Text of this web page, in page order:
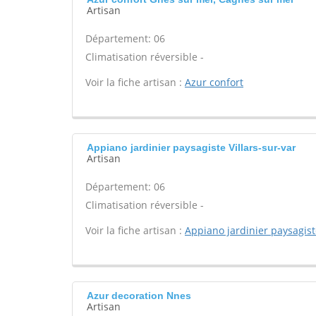
Artisan
Département: 06
Climatisation réversible -
Voir la fiche artisan : Azur confort
Appiano jardinier paysagiste Villars-sur-var
Artisan
Département: 06
Climatisation réversible -
Voir la fiche artisan : Appiano jardinier
Azur decoration Nnes
Artisan